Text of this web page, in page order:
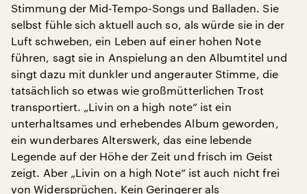
Stimmung der Mid-Tempo-Songs und Balladen. Sie
selbst fühle sich aktuell auch so, als würde sie in der
Luft schweben, ein Leben auf einer hohen Note
führen, sagt sie in Anspielung an den Albumtitel und
singt dazu mit dunkler und angerauter Stimme, die
tatsächlich so etwas wie großmütterlichen Trost
transportiert. „Livin on a high note“ ist ein
unterhaltsames und erhebendes Album geworden,
ein wunderbares Alterswerk, das eine lebende
Legende auf der Höhe der Zeit und frisch im Geist
zeigt. Aber „Livin on a high Note“ ist auch nicht frei
von Widersprüchen. Kein Geringerer als